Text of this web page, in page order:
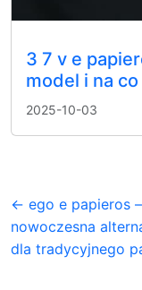
3 7 v e
model i na
2025-10-03
← ego e papieros –
nowoczesna
dla tradycyjnego